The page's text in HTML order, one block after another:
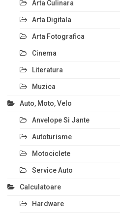
Arta Culinara
Arta Digitala
Arta Fotografica
Cinema
Literatura
Muzica
Auto, Moto, Velo
Anvelope Si Jante
Autoturisme
Motociclete
Service Auto
Calculatoare
Hardware